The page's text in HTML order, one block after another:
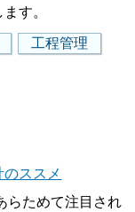
す。
工程管理
ススメ
らためて注目され